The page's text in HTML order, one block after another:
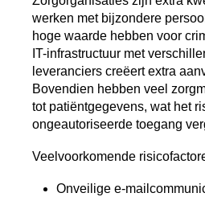
werken met bijzondere
hoge waarde hebben voor
IT-infrastructuur met
leveranciers creëert extra
Bovendien hebben veel
tot patiëntgegevens, wat het
ongeautoriseerde toegang
Veelvoorkomende
Onveilige e-